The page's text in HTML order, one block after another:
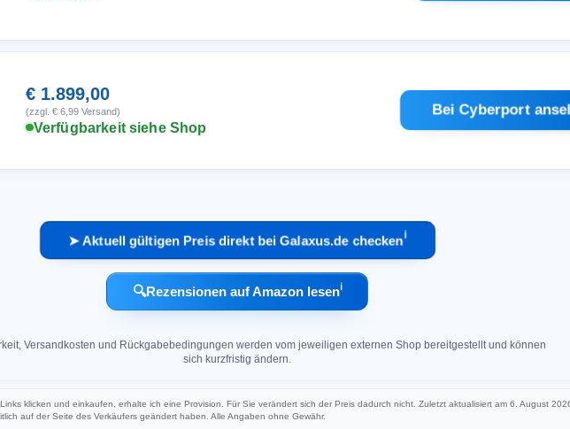
€ 1.899,00
(zzgl. € 6,99 Versand)
Verfügbarkeit siehe Shop
Bei Cyberport
➤ Aktuell gültigen Preis direkt bei Galaxus.de checkenℹ︎
🔍Rezensionen auf Amazon lesenℹ︎
Versandkosten und Rückgabebedingungen werden vom jeweiligen externen Shop bereitgestellt und können
sich kurzfristig ändern.
klicken und einkaufen, erhalte ich eine Provision. Für Sie verändert sich der Preis dadurch nicht. Zuletzt aktualisiert am 6. August
auf der Seite des Verkäufers geändert haben. Alle Angaben ohne Gewähr.